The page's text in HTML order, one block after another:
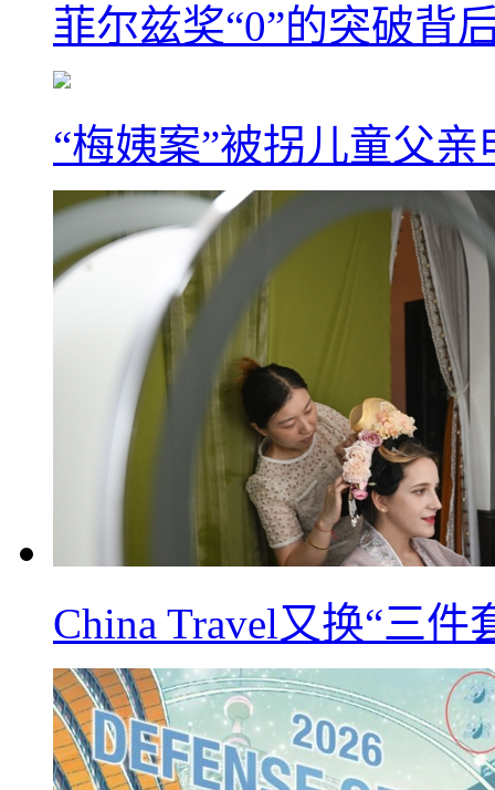
菲尔兹奖“0”的突破背
“梅姨案”被拐儿童父
China Travel又换“三